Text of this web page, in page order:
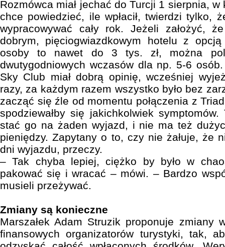
Rozmówca miał jechać do Turcji 1 sierpnia,
chce powiedzieć, ile wpłacił, twierdzi tylko,
wypracowywać cały rok. Jeżeli założyć,
dobrym, pięciogwiazdkowym hotelu z
osoby to nawet do 3 tys. zł, można
dwutygodniowych wczasów dla np. 5-6
Sky Club miał dobrą opinię, wcześniej
razy, za każdym razem wszystko było bez
zacząć się źle od momentu połączenia z
spodziewałby się jakichkolwiek
stać go na żaden wyjazd, i nie ma też
pieniędzy. Zapytany o to, czy nie żałuje, że
dni wyjazdu, przeczy.
– Tak chyba lepiej, ciężko by było w
pakować się i wracać – mówi. – Bardzo
musieli przeżywać.
Zmiany są konieczne
Marszałek Adam Struzik proponuje zmiany
finansowych organizatorów turystyki, tak,